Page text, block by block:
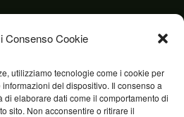
Consenso Cookie
utilizziamo tecnologie come i cookie per
del dispositivo. Il consenso a
di elaborare dati come il comportamento di
sito. Non acconsentire o ritirare il